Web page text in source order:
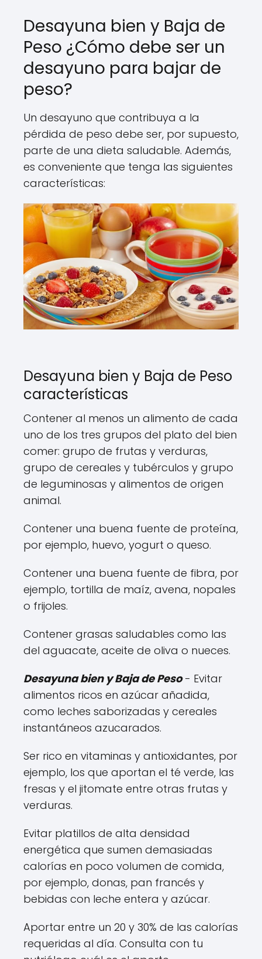
Desayuna bien y Baja de
Peso ¿Cómo debe ser un
desayuno para bajar de
peso?
Un desayuno que contribuya a la
pérdida de peso debe ser, por supuesto,
parte de una dieta saludable. Además,
es conveniente que tenga las siguientes
características:
Desayuna bien y Baja de Peso
características
Contener al menos un alimento de cada
uno de los tres grupos del plato del bien
comer: grupo de frutas y verduras,
grupo de cereales y tubérculos y grupo
de leguminosas y alimentos de origen
animal.
Contener una buena fuente de proteína,
por ejemplo, huevo, yogurt o queso.
Contener una buena fuente de fibra, por
ejemplo, tortilla de maíz, avena, nopales
o frijoles.
Contener grasas saludables como las
del aguacate, aceite de oliva o nueces.
Desayuna bien y Baja de Peso- Evitar
alimentos ricos en azúcar añadida,
como leches saborizadas y cereales
instantáneos azucarados.
Ser rico en vitaminas y antioxidantes, por
ejemplo, los que aportan el té verde, las
fresas y el jitomate entre otras frutas y
verduras.
Evitar platillos de alta densidad
energética que sumen demasiadas
calorías en poco volumen de comida,
por ejemplo, donas, pan francés y
bebidas con leche entera y azúcar.
Aportar entre un 20 y 30% de las calorías
requeridas al día. Consulta con tu